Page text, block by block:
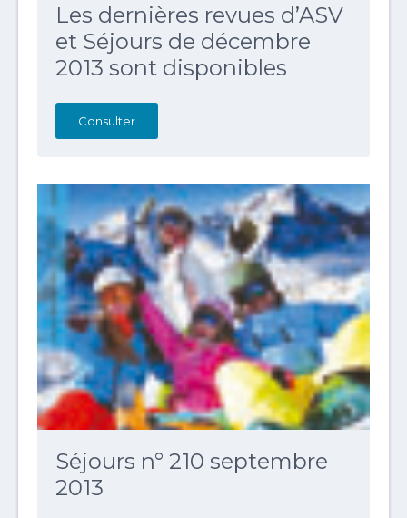
Les dernières revues d’ASV
et Séjours de décembre
2013 sont disponibles
Consulter
Séjours n° 210 septembre
2013